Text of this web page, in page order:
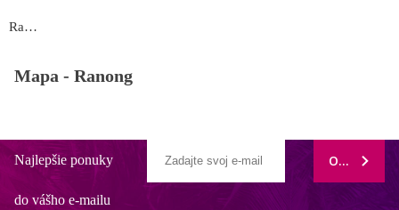
Ranong
Mapa - Ranong
Najlepšie ponuky
do vášho e-mailu
ODOBERAŤ